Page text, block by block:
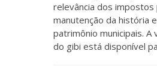
relevância dos impostos
manutenção da história
patrimônio municipais. A
do gibi está disponível